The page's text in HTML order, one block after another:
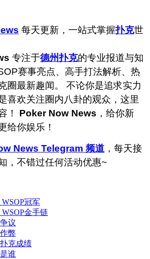
每天更新，一站式掌握扑克世
专注于德州扑克的专业报道与知
赛事亮点、高手打法解析、热
圈最新趣闻。 不论你是追求实力
喜欢关注圈内八卦的观众，这里
！ Poker Now News ，给你新
给你娱乐！
News Telegram 频道 ，每天接
，不错过任何活动优惠~
WSOP冠军
WSOP金手链
议
弊
克成绩
谁